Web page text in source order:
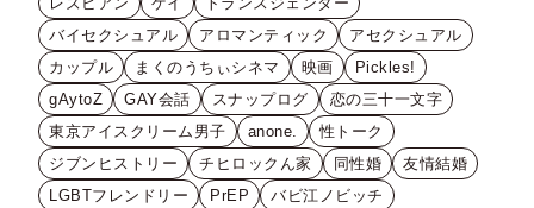
バイセクシュアル
アロマンティック
アセクシュアル
カップル
まくのうちぃシネマ 映画
Pickles!
gAytoZ
GAY会話 スナップログ
恋の三十一文字
東京アイスクリーム男子
anone.
性トーク
ジブンヒストリー
チヒロックん家 同性婚
友情結婚
LGBTフレンドリー
PrEP
バビ江ノビッチ